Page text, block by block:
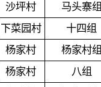
沙坪村 马头寨组
下菜园村 十四组
杨家村 杨家村组
杨家村 八组